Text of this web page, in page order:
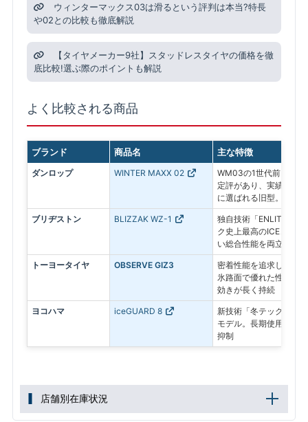
ウィンターマックス03は滑るという評判は本当?特長
や02との比較も徹底解説
【タイヤメーカー9社】スタッドレスタイヤの価格を徹
底比較!選ぶ際のポイントも解説
よく比較される商品
ブランド 商品名 主な特徴
ダンロップ WINTER MAXX 02
WM03の1世代前。氷上
定評があり、実績ある
に選ばれる旧型。
ブリヂストン BLIZZAK WZ-1
独自技術「ENLITEN」
ク史上最高のICEコント
い総合性能を両立した
トーヨータイヤ OBSERVE GIZ3
密着性能を追求したプ
氷路面で優れた性能を
効きが長く持続
ヨコハマ iceGUARD 8
新技術「冬テック」で
モデル。長期使用後も
抑制
店舗別在庫状況